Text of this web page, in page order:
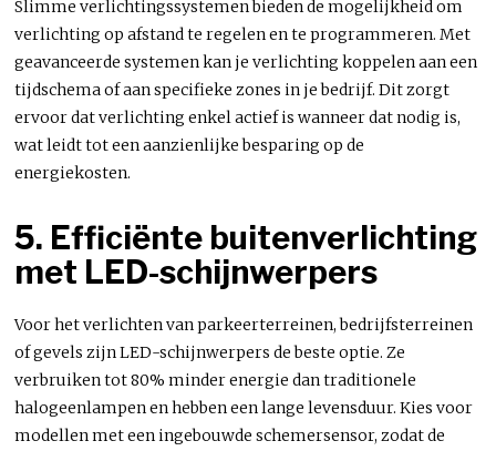
Slimme verlichtingssystemen bieden de mogelijkheid om
verlichting op afstand te regelen en te programmeren. Met
geavanceerde systemen kan je verlichting koppelen aan een
tijdschema of aan specifieke zones in je bedrijf. Dit zorgt
ervoor dat verlichting enkel actief is wanneer dat nodig is,
wat leidt tot een aanzienlijke besparing op de
energiekosten.
5. Efficiënte buitenverlichting
met LED-schijnwerpers
Voor het verlichten van parkeerterreinen, bedrijfsterreinen
of gevels zijn LED-schijnwerpers de beste optie. Ze
verbruiken tot 80% minder energie dan traditionele
halogeenlampen en hebben een lange levensduur. Kies voor
modellen met een ingebouwde schemersensor, zodat de